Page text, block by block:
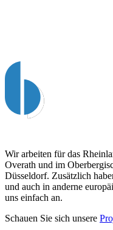
Wir arbeiten für das
Overath und im
Düsseldorf. Zusätzlich
und auch in anderne
uns einfach an.
Schauen Sie sich unsere